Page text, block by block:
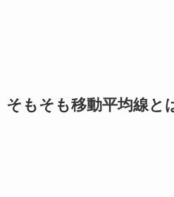
そもそも移動平均線と